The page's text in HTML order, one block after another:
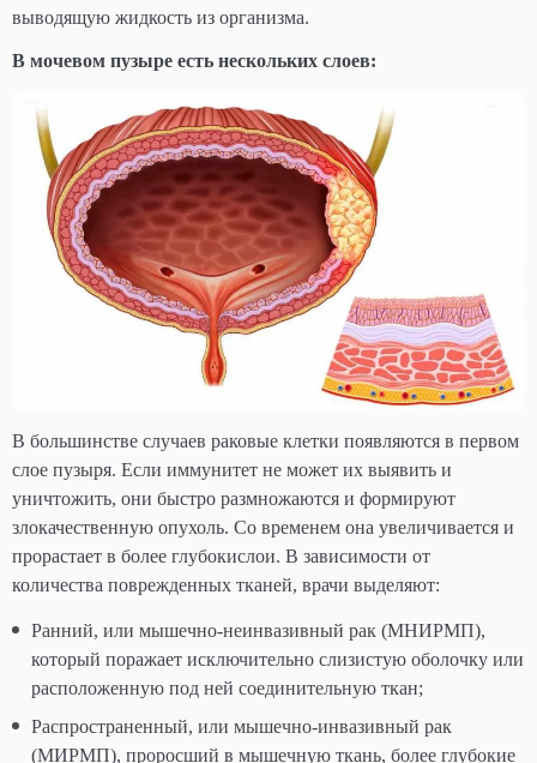
выводящую жидкость из организма.
В мочевом пузыре есть нескольких слоев:
В большинстве случаев раковые клетки появляются в первом
слое пузыря. Если иммунитет не может их выявить и
уничтожить, они быстро размножаются и формируют
злокачественную опухоль. Со временем она увеличивается и
прорастает в более глубокислои. В зависимости от
количества поврежденных тканей, врачи выделяют:
Ранний, или мышечно-неинвазивный рак (МНИРМП),
который поражает исключительно слизистую оболочку или
расположенную под ней соединительную ткан;
Распространенный, или мышечно-инвазивный рак
(МИРМП), проросший в мышечную ткань, более глубокие